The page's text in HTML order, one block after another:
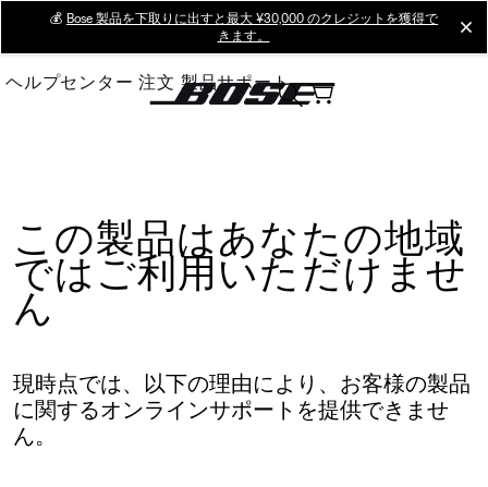
Main
💰 Bose 製品を下取りに出すと最大 ¥30,000 のクレジットを獲得で
きます。
ヘルプセンター 注文 製品サポート
この製品はあなたの地域
ではご利用いただけませ
ん
現時点では、以下の理由により、お客様の製品
に関するオンラインサポートを提供できませ
ん。